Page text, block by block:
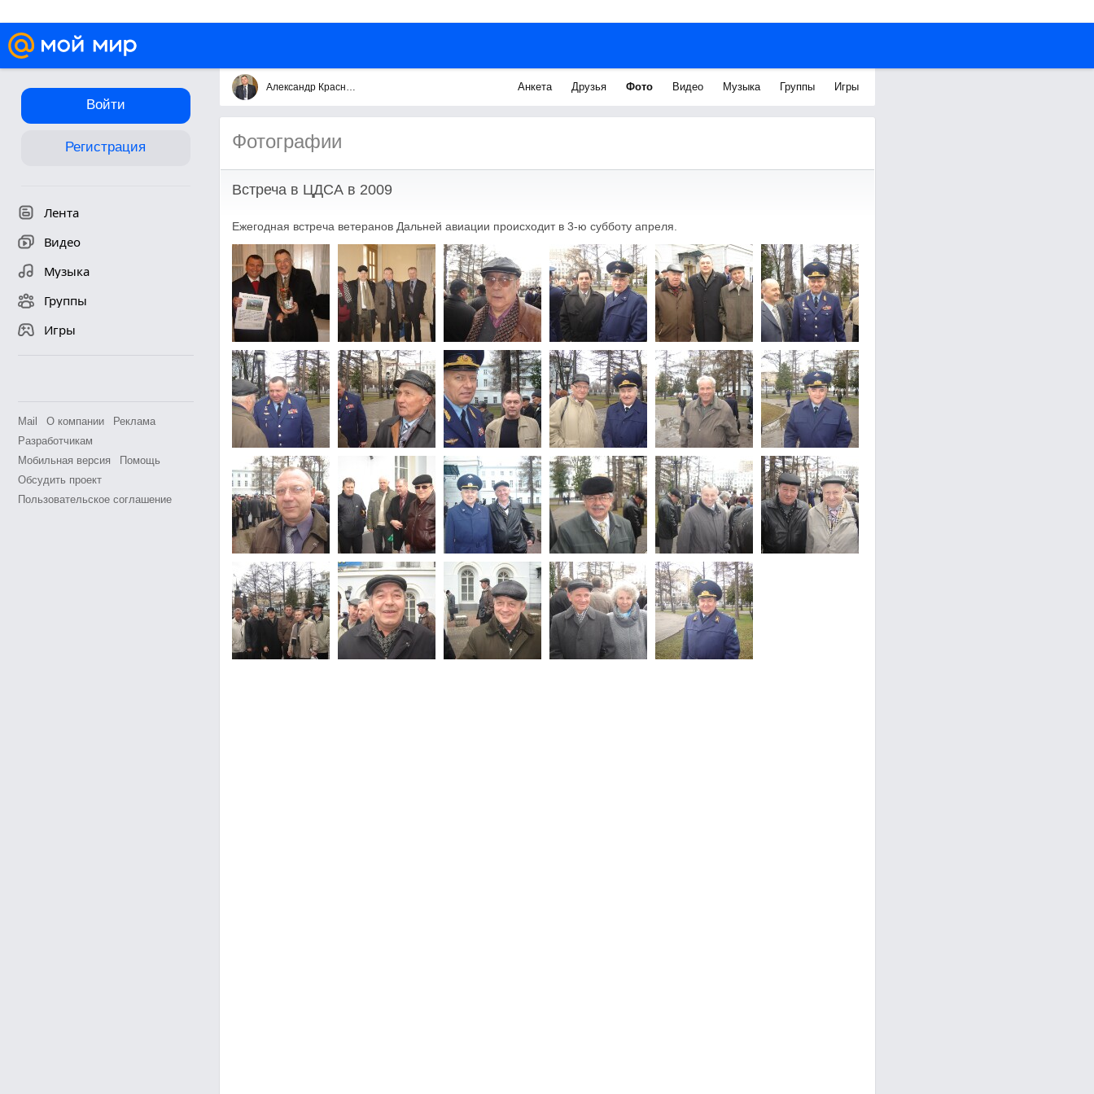
Войти
Регистрация
Лента
Видео
Музыка
Группы
Игры
Mail О компании
Реклама
Разработчикам
Мобильная версия
Помощь
Обсудить проект
Пользовательское соглашение
Александр Краснянский Анкета Друзья Фото Видео Музыка Группы Игры
Фотографии
Встреча в ЦДСА в 2009
Ежегодная встреча ветеранов Дальней авиации происходит в 3-ю субботу апреля.